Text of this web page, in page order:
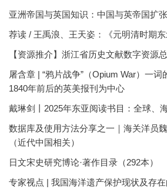
亚洲帝国与英国知识：中国与英帝国扩
荐读 / 王禹浪、王天姿：《元明清时期东
【资源推介】浙江省历史文献数字资源
屠含章 | “鸦片战争”（Opium War）一
1840年前后的英美报刊为中心
戴琳剑丨2025年东亚阅读书目：全球、
数据库及使用方法分享之一｜海关洋员
（近代中国相关）
日文宋史研究博论·著作目录（292本）
专家视点 | 我国海洋遗产保护现状及存